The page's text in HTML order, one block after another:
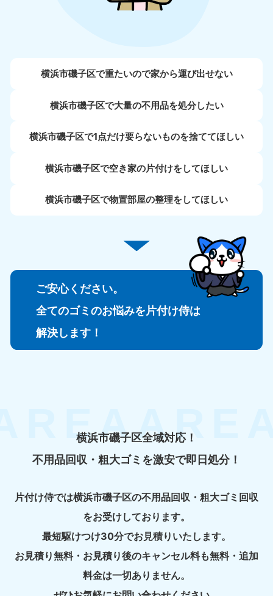
横浜市磯子区で重たいので家から運び出せない
横浜市磯子区で大量の不用品を処分したい
横浜市磯子区で1点だけ要らないものを捨ててほしい
横浜市磯子区で空き家の片付けをしてほしい
横浜市磯子区で物置部屋の整理をしてほしい
ご安心ください。
全てのゴミのお悩みを片付け侍は
解決します！
横浜市磯子区全域対応！
不用品回収・粗大ゴミを激安で即日処分！
片付け侍では横浜市磯子区の不用品回収・粗大ゴミ回収
をお受けしております。
最短駆けつけ30分でお見積りいたします。
お見積り無料・お見積り後のキャンセル料も無料・追加
料金は一切ありません。